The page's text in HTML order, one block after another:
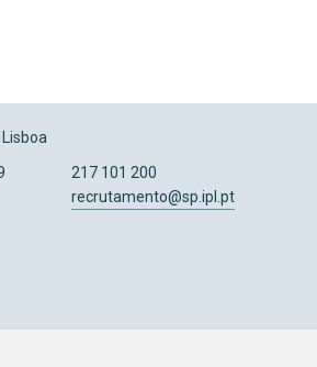
217 101 200
recrutamento@sp.ipl.pt